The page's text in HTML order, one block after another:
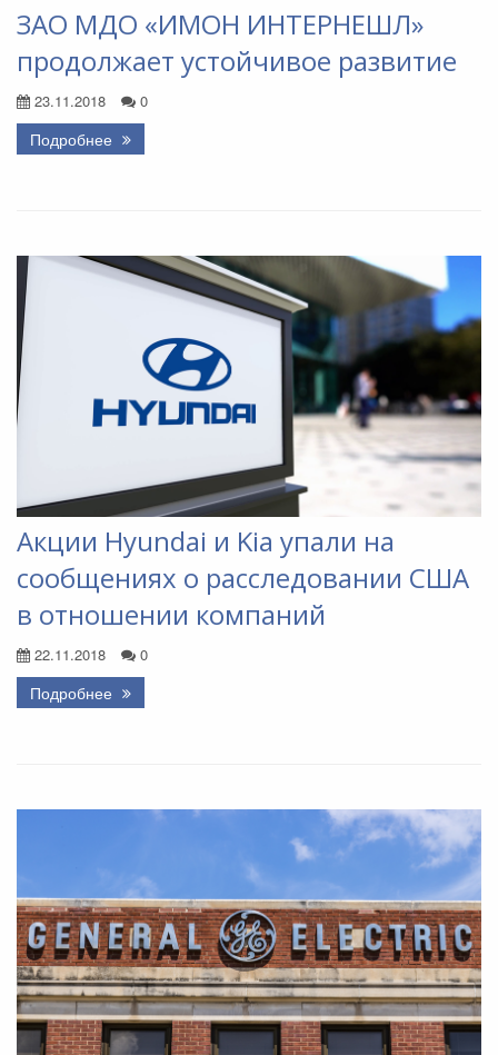
ЗАО МДО «ИМОН ИНТЕРНЕШЛ»
продолжает устойчивое развитие
23.11.2018 0
Подробнее
Акции Hyundai и Kia упали на
сообщениях о расследовании США
в отношении компаний
22.11.2018 0
Подробнее